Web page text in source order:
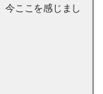
今ここを感じまし